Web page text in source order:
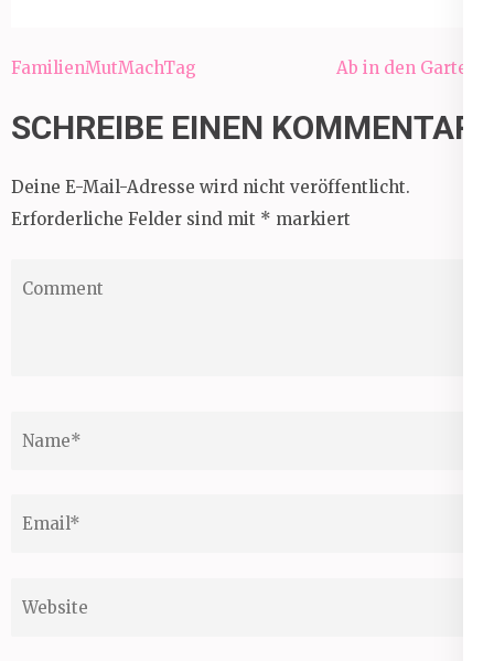
Beitragsnavigation
FamilienMutMachTag Ab in den Garten!
SCHREIBE EINEN KOMMENTAR
Deine E-Mail-Adresse wird nicht veröffentlicht.
Erforderliche Felder sind mit * markiert